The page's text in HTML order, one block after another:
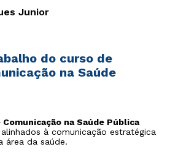
Junior
do curso de
na Saúde
Comunicação na Saúde Pública
à comunicação estratégica
área da saúde.